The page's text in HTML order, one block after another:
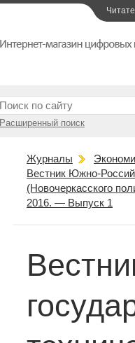
Расширенный поиск
Журналы
Вестник Южно-
(Новочеркасского
2016. — Выпуск 1